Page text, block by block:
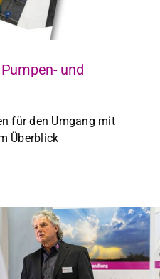
und
für den Umgang mit
Überblick